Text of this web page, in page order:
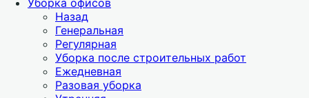
Уборка офисов
Назад
Генеральная
Регулярная
Уборка после строительных работ
Ежедневная
Разовая уборка